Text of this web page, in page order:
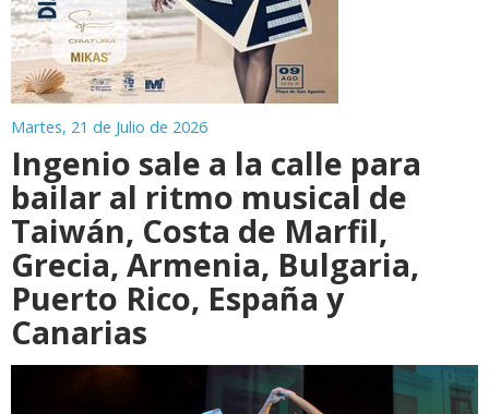
Martes, 21 de Julio de 2026
Ingenio sale a la calle para
bailar al ritmo musical de
Taiwán, Costa de Marfil,
Grecia, Armenia, Bulgaria,
Puerto Rico, España y
Canarias